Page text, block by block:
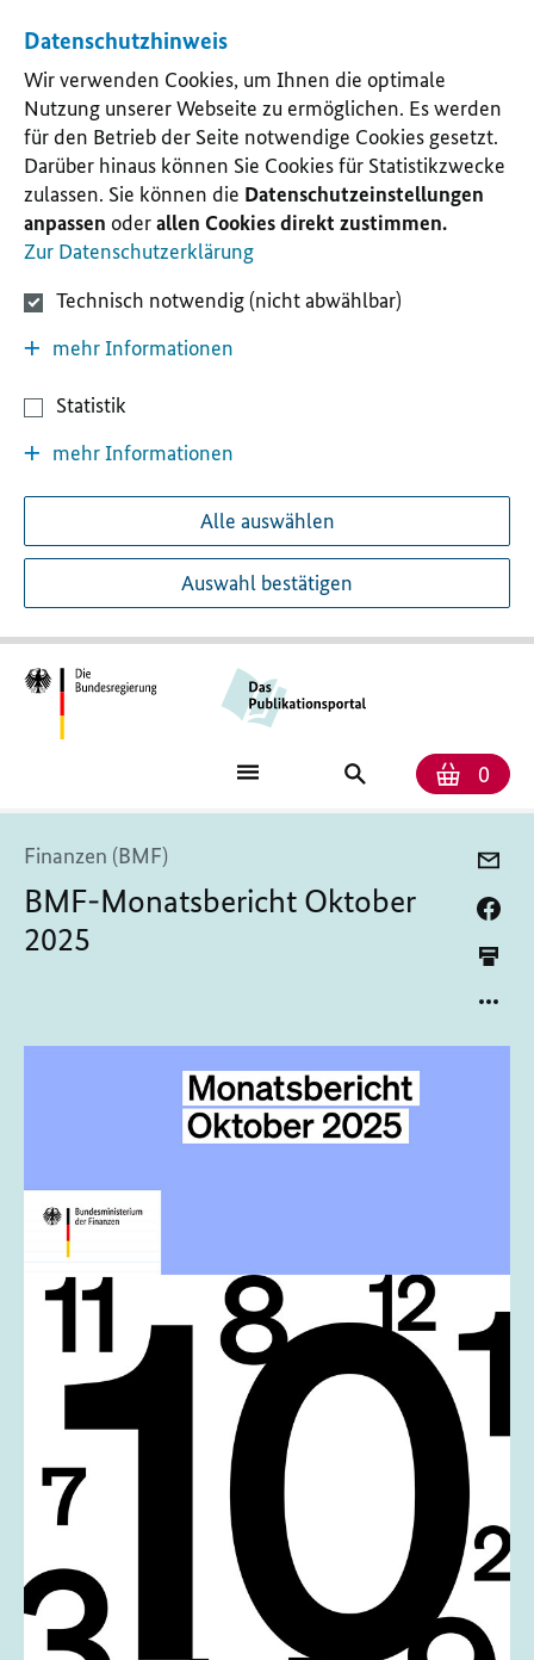
Datenschutzhinweis
Wir verwenden Cookies, um Ihnen die optimale
Nutzung unserer Webseite zu ermöglichen. Es werden
für den Betrieb der Seite notwendige Cookies gesetzt.
Darüber hinaus können Sie Cookies für Statistikzwecke
zulassen. Sie können die Datenschutzeinstellungen
anpassen oderallen Cookies direkt zustimmen.
Zur Datenschutzerklärung
Technisch notwendig (nicht abwählbar)
mehr Informationen
Statistik
mehr Informationen
Alle auswählen
Auswahl bestätigen
0
Finanzen (BMF)
BMF-Monatsbericht Oktober
2025